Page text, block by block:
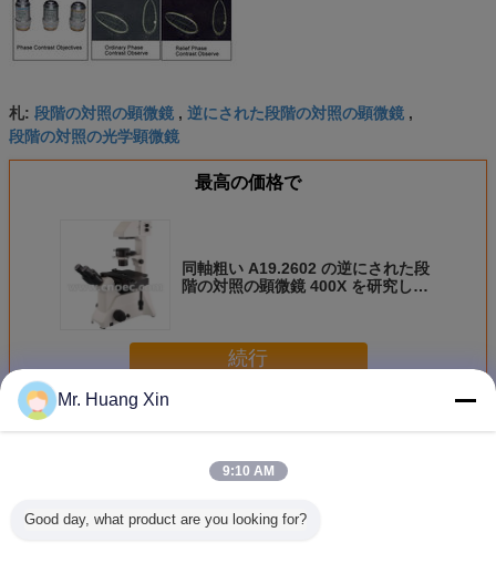
札: 段階の対照の顕微鏡 , 逆にされた段階の対照の顕微鏡 ,
段階の対照の光学顕微鏡
最高の価格で
同軸粗い A19.2602 の逆にされた段
階の対照の顕微鏡 400X を研究して
続行
多く段階の対照の顕微鏡
Mr. Huang Xin
9:10 AM
Good day, what product are you looking for?